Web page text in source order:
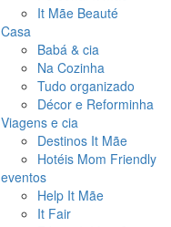
It Mãe Beauté
Casa
Babá & cia
Na Cozinha
Tudo organizado
Décor e Reforminha
Viagens e cia
Destinos It Mãe
Hotéis Mom Friendly
eventos
Help It Mãe
It Fair